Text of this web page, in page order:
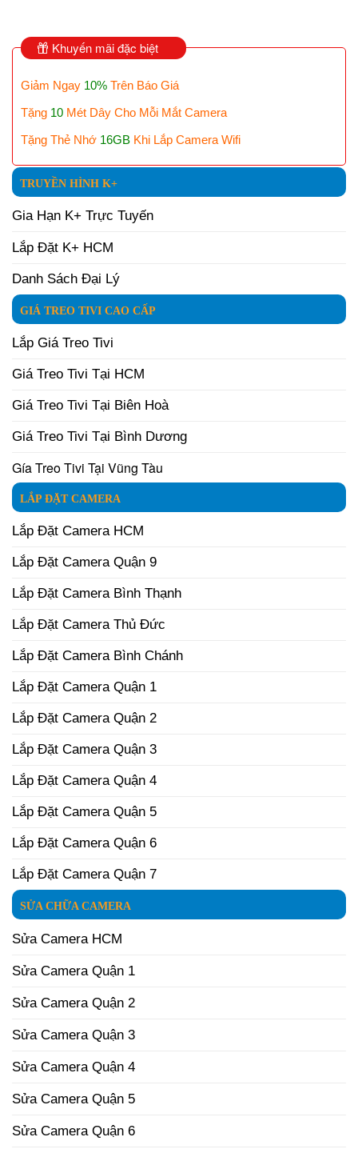
Khuyến mãi đặc biệt
Giảm Ngay 10% Trên Báo Giá
Tặng 10 Mét Dây Cho Mỗi Mắt Camera
Tặng Thẻ Nhớ 16GB Khi Lắp Camera Wifi
TRUYỀN HÌNH K+
Gia Hạn K+ Trực Tuyến
Lắp Đặt K+ HCM
Danh Sách Đại Lý
GIÁ TREO TIVI CAO CẤP
Lắp Giá Treo Tivi
Giá Treo Tivi Tại HCM
Giá Treo Tivi Tại Biên Hoà
Giá Treo Tivi Tại Bình Dương
Gía Treo Tivi Tại Vũng Tàu
LẮP ĐẶT CAMERA
Lắp Đặt Camera HCM
Lắp Đặt Camera Quận 9
Lắp Đặt Camera Bình Thạnh
Lắp Đặt Camera Thủ Đức
Lắp Đặt Camera Bình Chánh
Lắp Đặt Camera Quận 1
Lắp Đặt Camera Quận 2
Lắp Đặt Camera Quận 3
Lắp Đặt Camera Quận 4
Lắp Đặt Camera Quận 5
Lắp Đặt Camera Quận 6
Lắp Đặt Camera Quận 7
SỬA CHỮA CAMERA
Sửa Camera HCM
Sửa Camera Quận 1
Sửa Camera Quận 2
Sửa Camera Quận 3
Sửa Camera Quận 4
Sửa Camera Quận 5
Sửa Camera Quận 6